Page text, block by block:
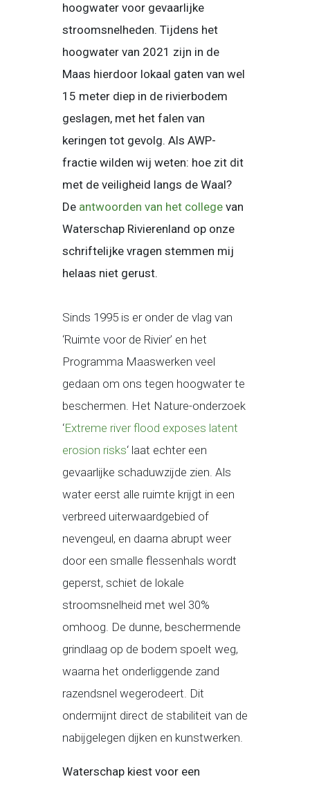
hoogwater voor gevaarlijke
stroomsnelheden. Tijdens het
hoogwater van 2021 zijn in de
Maas hierdoor lokaal gaten van wel
15 meter diep in de rivierbodem
geslagen, met het falen van
keringen tot gevolg. Als AWP-
fractie wilden wij weten: hoe zit dit
met de veiligheid langs de Waal?
De antwoorden van het collegevan
Waterschap Rivierenland op onze
schriftelijke vragen stemmen mij
helaas niet gerust.
Sinds 1995 is er onder de vlag van
‘Ruimte voor de Rivier’ en het
Programma Maaswerken veel
gedaan om ons tegen hoogwater te
beschermen. Het Nature-onderzoek
‘Extreme river flood exposes latent
erosion risks‘ laat echter een
gevaarlijke schaduwzijde zien. Als
water eerst alle ruimte krijgt in een
verbreed uiterwaardgebied of
nevengeul, en daarna abrupt weer
door een smalle flessenhals wordt
geperst, schiet de lokale
stroomsnelheid met wel 30%
omhoog. De dunne, beschermende
grindlaag op de bodem spoelt weg,
waarna het onderliggende zand
razendsnel wegerodeert. Dit
ondermijnt direct de stabiliteit van de
nabijgelegen dijken en kunstwerken.
Waterschap kiest voor een